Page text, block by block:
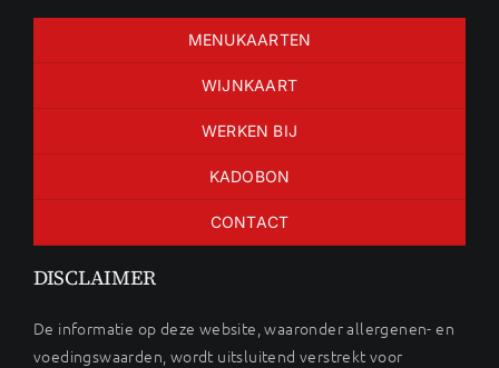
MENUKAARTEN
WIJNKAART
WERKEN BIJ
KADOBON
CONTACT
DISCLAIMER
De informatie op deze website, waaronder allergenen- en
voedingswaarden, wordt uitsluitend verstrekt voor